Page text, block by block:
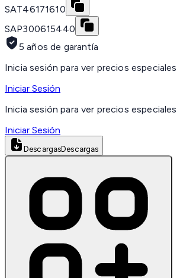
SAT46171610
SAP300615440
5 años de garantía
Inicia sesión para ver precios especiales
Iniciar Sesión
Inicia sesión para ver precios especiales
Iniciar Sesión
DescargasDescargas